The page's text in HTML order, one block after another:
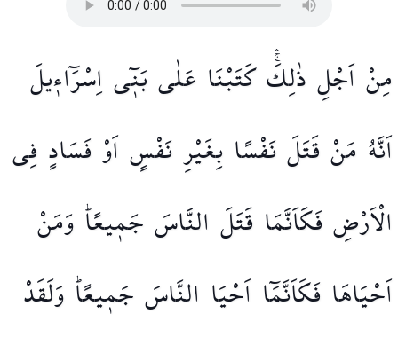
مِنْاَجْلِ ذٰلِكَۚۛكَتَبْنَا عَلٰىبَن۪ٓياِسْرَٓاء۪يلَ
اَنَّهُ مَنْ قَتَلَنَفْسًا بِغَيْرِنَفْسٍاَوْفَسَادٍ فِي
الْاَرْضِفَكَاَنَّمَا قَتَلَ النَّاسَ جَم۪يعًاۜ وَمَنْ
اَحْيَاهَا فَكَاَنَّمَٓا اَحْيَا النَّاسَ جَم۪يعًاۜ وَلَقَدْ